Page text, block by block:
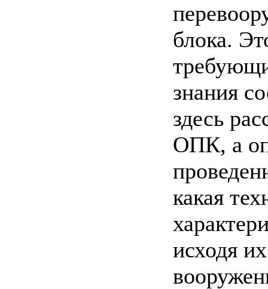
блока.
знания
здесь
ОПК, а
какая
исходя